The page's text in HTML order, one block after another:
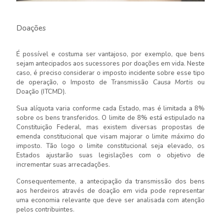
Doações
É possível e costuma ser vantajoso, por exemplo, que bens
sejam antecipados aos sucessores por doações em vida. Neste
caso, é preciso considerar o imposto incidente sobre esse tipo
de operação, o Imposto de Transmissão Causa Mortis ou
Doação (ITCMD).
Sua alíquota varia conforme cada Estado, mas é limitada a 8%
sobre os bens transferidos. O limite de 8% está estipulado na
Constituição Federal, mas existem diversas propostas de
emenda constitucional que visam majorar o limite máximo do
imposto. Tão logo o limite constitucional seja elevado, os
Estados ajustarão suas legislações com o objetivo de
incrementar suas arrecadações.
Consequentemente, a antecipação da transmissão dos bens
aos herdeiros através de doação em vida pode representar
uma economia relevante que deve ser analisada com atenção
pelos contribuintes.